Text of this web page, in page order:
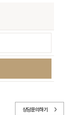
상담문의하기